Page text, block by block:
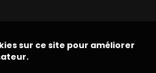
sur ce site pour améliorer